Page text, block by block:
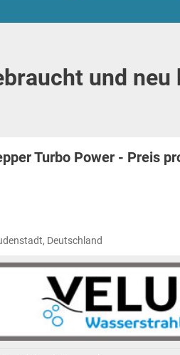
und neu
Turbo Power - Preis
Deutschland